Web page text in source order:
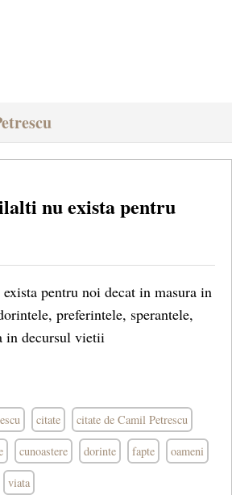
nu exista pentru
pentru noi decat in masura in
preferintele, sperantele,
in decursul vietii
citate citate de Camil Petrescu
cunoastere dorinte fapte oameni
viata